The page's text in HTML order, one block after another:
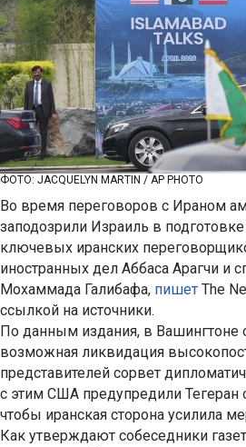
ФОТО: JACQUELYN MARTIN / AP PHOTO
Во время переговоров с Ираном
заподозрили Израиль в
ключевых иранских
иностранных дел Аббаса Арагчи и
Мохаммада Галибафа, пишет The
ссылкой на источники.
По данным издания, в Вашингтоне
возможная ликвидация
представителей сорвет
с этим США предупредили Тегеран
чтобы иранская сторона усилила
Как утверждают собеседники